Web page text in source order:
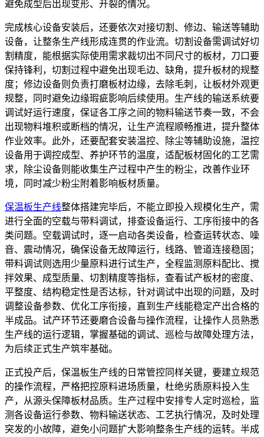
避免成型后出现变形、开裂的情况。
完成核心设备安装后，还要依次对接切割、修边、输送等辅助
设备，让整条生产线形成连贯的作业流。切割设备需调试好切
割精度，能根据实际使用需求裁切出不同尺寸的板材，刀口要
保持锋利，切割过程中避免出现毛边、缺角，提升板材的规整
度；修边设备则负责打磨板材边缘，去除毛刺，让板材外观更
规整，同时避免边缘瑕疵影响后续使用。生产线的输送系统要
调试好运行速度，保证各工序之间的物料输送节奏一致，不会
出现物料堆积或断档的情况，让生产流程顺畅推进，提升整体
作业效率。此外，还要配套安装温控、除尘等辅助设施，温控
设备用于调控成型、养护环节的温度，适配板材固化的工艺需
求，除尘设备则能收集生产过程中产生的粉尘，改善作业环
境，同时减少粉尘附着影响板材质量。
保温板生产线整体搭建完毕后，不能立即投入规模化生产，需
进行全面的空载与带料调试，排查设备运行、工序衔接中的各
类问题。空载调试时，逐一启动各类设备，检查运转状态、噪
音、震动情况，确保设备无故障运行，线路、管道连接稳固；
带料调试则选用少量原料进行试生产，全程监测原料配比、搅
拌效果、成型质量、切割精度等指标，查看试产板材的密度、
平整度、结构稳定性是否达标，针对调试中出现的问题，及时
调整设备参数、优化工序衔接，直到生产线能稳定产出合格的
半成品。试产环节还要磨合设备与操作流程，让操作人员熟悉
生产线的运行逻辑，掌握基础的调试、巡检与故障处理方法，
为后续正式生产筑牢基础。
正式投产后，保温板生产线的日常管控同样关键，要建立规范
的操作流程，严格把控原料进场质量，杜绝劣质原料投入生
产，从源头保障板材品质。生产过程中安排专人定时巡检，监
测各设备运行参数、物料输送状态、工艺执行情况，及时处理
突发的小故障，避免小问题扩大影响整条生产线的运转。半成